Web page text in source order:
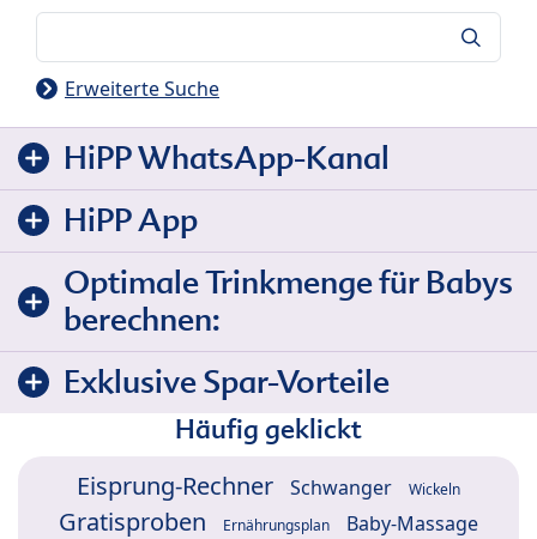
Erweiterte Suche
HiPP WhatsApp-Kanal
HiPP App
Optimale Trinkmenge für Babys
berechnen:
Exklusive Spar-Vorteile
Häufig geklickt
Eisprung-Rechner Schwanger Wickeln
Gratisproben Ernährungsplan Baby-Massage